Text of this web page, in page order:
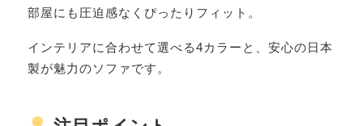
部屋にも圧迫感なくぴったりフィット。
インテリアに合わせて選べる4カラーと、安心の日本
製が魅力のソファです。